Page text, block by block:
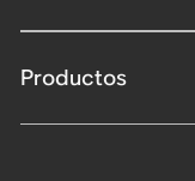
Productos